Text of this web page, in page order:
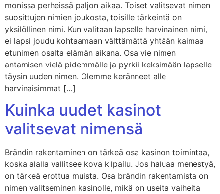
monissa perheissä paljon aikaa. Toiset valitsevat nimen
suosittujen nimien joukosta, toisille tärkeintä on
yksilöllinen nimi. Kun valitaan lapselle harvinainen nimi,
ei lapsi joudu kohtaamaan välttämättä yhtään kaimaa
etunimen osalta elämän aikana. Osa vie nimen
antamisen vielä pidemmälle ja pyrkii keksimään lapselle
täysin uuden nimen. Olemme keränneet alle
harvinaisimmat […]
Kuinka uudet kasinot
valitsevat nimensä
Brändin rakentaminen on tärkeä osa kasinon toimintaa,
koska alalla vallitsee kova kilpailu. Jos haluaa menestyä,
on tärkeä erottua muista. Osa brändin rakentamista on
nimen valitseminen kasinolle, mikä on useita vaiheita